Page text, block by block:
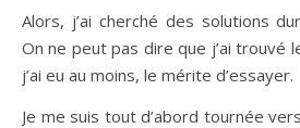
Alors, j’ai cherché des solutions
On ne peut pas dire que j’ai trouvé
j’ai eu au moins, le mérite d’essayer.
Je me suis tout d’abord tournée